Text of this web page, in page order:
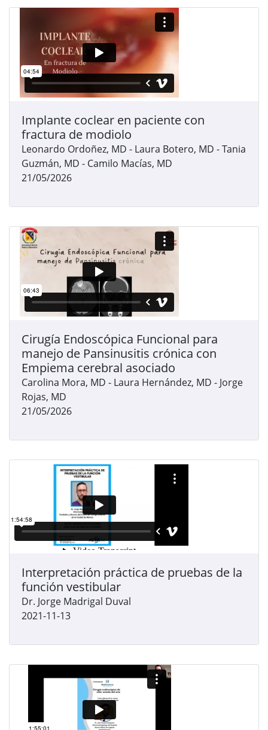
Implante coclear en paciente con
fractura de modiolo
Leonardo Ordoñez, MD - Laura Botero, MD - Tania
Guzmán, MD - Camilo Macías, MD
21/05/2026
Cirugía Endoscópica Funcional para
manejo de Pansinusitis crónica con
Empiema cerebral asociado
Carolina Mora, MD - Laura Hernández, MD - Jorge
Rojas, MD
21/05/2026
Interpretación práctica de pruebas de la
función vestibular
Dr. Jorge Madrigal Duval
2021-11-13